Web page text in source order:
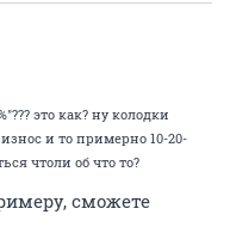
это как? ну колодки
и то примерно 10-20-
чтоли об что то?
сможете